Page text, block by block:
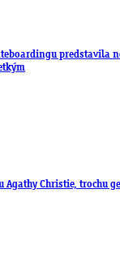
predstavila
Agathy Christie, trochu